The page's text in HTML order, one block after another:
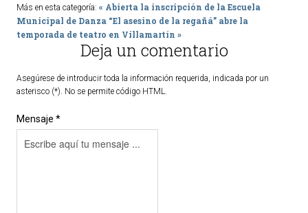
Más en esta categoría: « Abierta la inscripción de la Escuela
Municipal de Danza “El asesino de la regañá” abre la
temporada de teatro en Villamartín »
Deja un comentario
Asegúrese de introducir toda la información requerida, indicada por un
asterisco (*). No se permite código HTML.
Mensaje *